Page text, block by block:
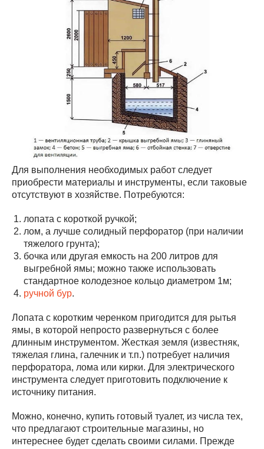
Для выполнения необходимых работ следует
приобрести материалы и инструменты, если таковые
отсутствуют в хозяйстве. Потребуются:
лопата с короткой ручкой;
лом, а лучше солидный перфоратор (при наличии
тяжелого грунта);
бочка или другая емкость на 200 литров для
выгребной ямы; можно также использовать
стандартное колодезное кольцо диаметром 1м;
ручной бур.
Лопата с коротким черенком пригодится для рытья
ямы, в которой непросто развернуться с более
длинным инструментом. Жесткая земля (известняк,
тяжелая глина, галечник и т.п.) потребует наличия
перфоратора, лома или кирки. Для электрического
инструмента следует приготовить подключение к
источнику питания.
Можно, конечно, купить готовый туалет, из числа тех,
что предлагают строительные магазины, но
интереснее будет сделать своими силами. Прежде